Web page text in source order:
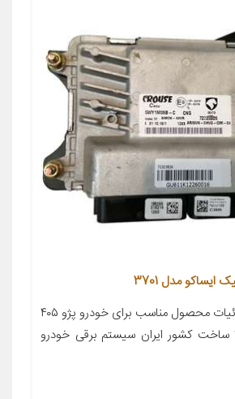
ایساکو مدل 3701
معرفی محصول جزئیات محصول مناسب برای خودرو پژو ۴۰۵
پژو پارس پژو ۲۰۶ ساخت کشور ایران سیستم برقی خودرو